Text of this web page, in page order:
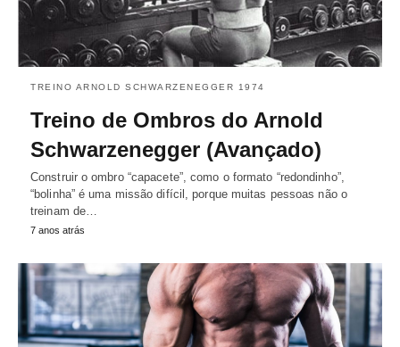
TREINO ARNOLD SCHWARZENEGGER 1974
Treino de Ombros do Arnold
Schwarzenegger (Avançado)
Construir o ombro “capacete”, como o formato “redondinho”,
“bolinha” é uma missão difícil, porque muitas pessoas não o
treinam de…
7 anos atrás